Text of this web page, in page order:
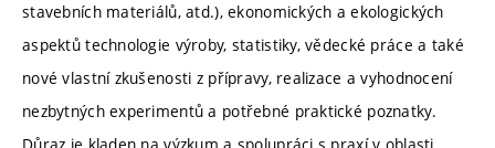
stavebních materiálů, atd.), ekonomických a ekologických
aspektů technologie výroby, statistiky, vědecké práce a také
nové vlastní zkušenosti z přípravy, realizace a vyhodnocení
nezbytných experimentů a potřebné praktické poznatky.